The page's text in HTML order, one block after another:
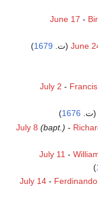
June 17 -
June
1679
)
July 2 -
1676
)
July 8 (bapt.) -
July 11 -
)
July 14-